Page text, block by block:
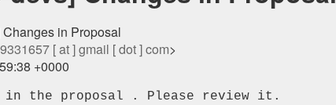
in Proposal
[ at ] gmail [ dot ] com>
+0000
in the proposal . Please review it.